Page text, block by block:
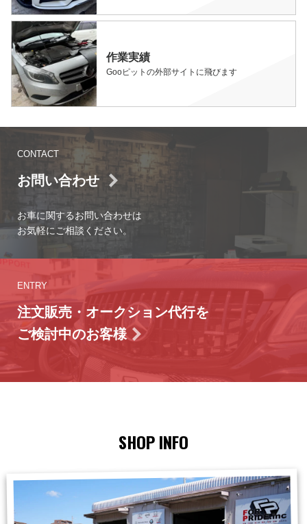
作業実績
Gooピットの外部サイトに飛びます
CONTACT
お問い合わせ
お車に関するお問い合わせは
お気軽にご相談ください。
ENTRY
注文販売・オークション代行を
ご検討中のお客様
SHOP INFO